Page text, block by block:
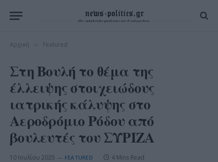
Αρχική Featured
Στη Βουλή το θέμα της
έλλειψης στοιχειώδους
ιατρικής κάλυψης στο
Αεροδρόμιο Ρόδου από
βουλευτές του ΣΥΡΙΖΑ
10 Ιουλίου 2025 FEATURED 4 Mins Read